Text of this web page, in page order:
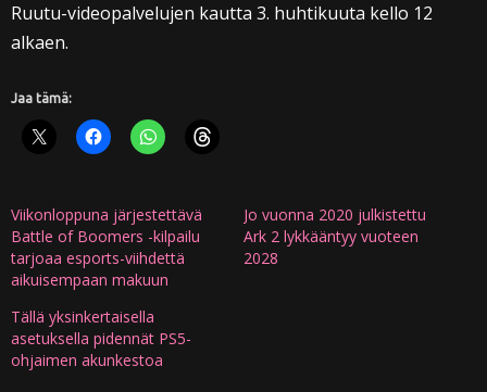
Ruutu-videopalvelujen kautta 3. huhtikuuta kello 12
alkaen.
Jaa tämä:
Viikonloppuna järjestettävä
Battle of Boomers -kilpailu
tarjoaa esports-viihdettä
aikuisempaan makuun
Jo vuonna 2020 julkistettu
Ark 2 lykkääntyy vuoteen
2028
Tällä yksinkertaisella
asetuksella pidennät PS5-
ohjaimen akunkestoa